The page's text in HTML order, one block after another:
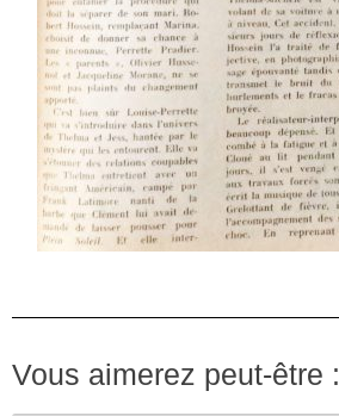
Vous aimerez peut-être :